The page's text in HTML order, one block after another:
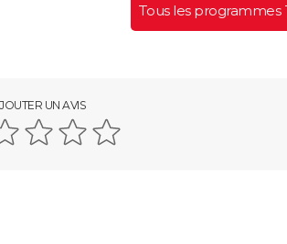
Tous les programmes
UN AVIS